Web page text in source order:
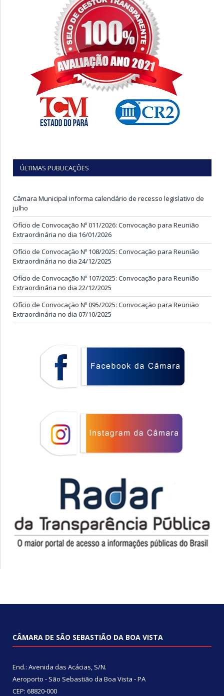
ÚLTIMAS PUBLICAÇÕES
Câmara Municipal informa calendário de recesso legislativo de
julho
Ofício de Convocação Nº 011/2026: Convocação para Reunião
Extraordinária no dia 16/01/2026
Ofício de Convocação Nº 108/2025: Convocação para Reunião
Extraordinária no dia 24/12/2025
Ofício de Convocação Nº 107/2025: Convocação para Reunião
Extraordinária no dia 22/12/2025
Ofício de Convocação Nº 095/2025: Convocação para Reunião
Extraordinária no dia 07/10/2025
CÂMARA DE SÃO SEBASTIÃO DA BOA VISTA
End.: Avenida das Acácias, S/N.
Aeroporto - São Sebastião da Boa Vista - PA
CEP: 68820-000